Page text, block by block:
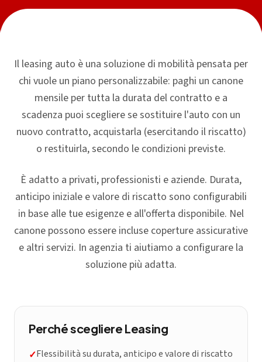
Il leasing auto è una soluzione di mobilità pensata per
chi vuole un piano personalizzabile: paghi un canone
mensile per tutta la durata del contratto e a
scadenza puoi scegliere se sostituire l'auto con un
nuovo contratto, acquistarla (esercitando il riscatto)
o restituirla, secondo le condizioni previste.
È adatto a privati, professionisti e aziende. Durata,
anticipo iniziale e valore di riscatto sono configurabili
in base alle tue esigenze e all'offerta disponibile. Nel
canone possono essere incluse coperture assicurative
e altri servizi. In agenzia ti aiutiamo a configurare la
soluzione più adatta.
Perché scegliere Leasing
✓Flessibilità su durata, anticipo e valore di riscatto